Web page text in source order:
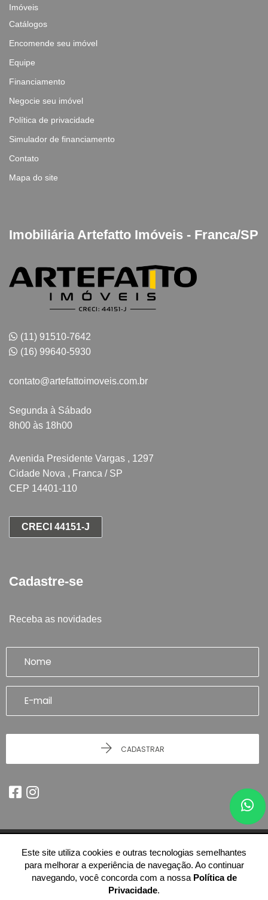
Imóveis
Catálogos
Encomende seu imóvel
Equipe
Financiamento
Negocie seu imóvel
Política de privacidade
Simulador de financiamento
Contato
Mapa do site
Imobiliária Artefatto Imóveis - Franca/SP
(11) 91510-7642
(16) 99640-5930
contato@artefattoimoveis.com.br
Segunda à Sábado
8h00 às 18h00
Avenida Presidente Vargas , 1297
Cidade Nova , Franca / SP
CEP 14401-110
CRECI 44151-J
Cadastre-se
Receba as novidades
CADASTRAR
© 2026 - Imobiliária Artefatto Imóveis - Franca/SP -51.614.978/0001-84
-Todos os Direitos Reservados.
Este site utiliza cookies e outras tecnologias semelhantes
para melhorar a experiência de navegação. Ao continuar
navegando, você concorda com a nossa Política de
Privacidade.